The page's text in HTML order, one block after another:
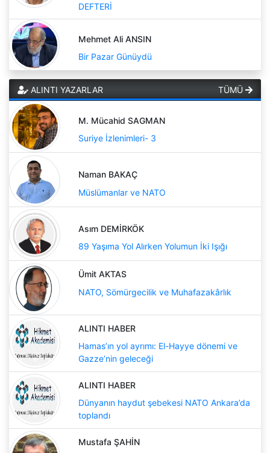
DEFTERİ
Mehmet Ali ANSIN
Bir Pazar Günüydü
ALINTI YAZARLAR TÜMÜ
M. Mücahid SAGMAN
Suriye İzlenimleri- 3
Naman BAKAÇ
Müslümanlar ve NATO
Asım DEMİRKÖK
89 Yaşıma Yol Alırken Yolumun İki Işığı
Ümit AKTAS
NATO, Sömürgecilik ve Muhafazakârlık
ALINTI HABER
Hamas’ın yol ayrımı: El-Hayye dönemi ve
Gazze’nin geleceği
ALINTI HABER
Dünyanın haydut şebekesi NATO Ankara’da
toplandı
Mustafa ŞAHİN